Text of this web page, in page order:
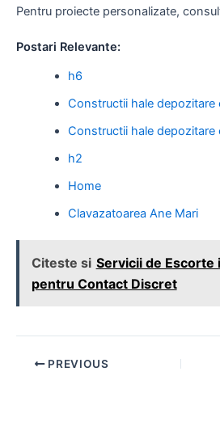
Pentru proiecte personalizate,
Postari Relevante:
h6
Constructii hale depozitare
Constructii hale depozitare
h2
Home
Clavazatoarea Ane Mari
Citeste si Servicii de Escorte
pentru Contact Discret
Post PREVIOUS